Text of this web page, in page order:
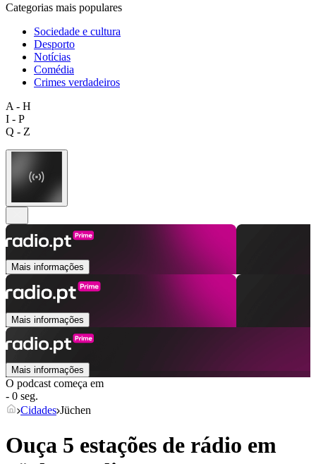
Categorias mais populares
Sociedade e cultura
Desporto
Notícias
Comédia
Crimes verdadeiros
A - H
I - P
Q - Z
Mais informações
Mais informações
Mais informações
O podcast começa em
- 0 seg.
Cidades Jüchen
Ouça 5 estações de rádio em